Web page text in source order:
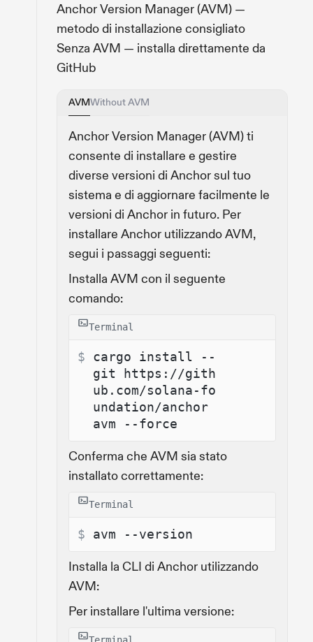
Anchor Version Manager (AVM) —
metodo di installazione consigliato
Senza AVM — installa direttamente da
GitHub
AVMWithout AVM
Anchor Version Manager (AVM) ti
consente di installare e gestire
diverse versioni di Anchor sul tuo
sistema e di aggiornare facilmente le
versioni di Anchor in futuro. Per
installare Anchor utilizzando AVM,
segui i passaggi seguenti:
Installa AVM con il seguente
comando:
Terminal
$ cargo install --
git https://gith
ub.com/solana-fo
undation/anchor
avm --force
Conferma che AVM sia stato
installato correttamente:
Terminal
$ avm --version
Installa la CLI di Anchor utilizzando
AVM:
Per installare l'ultima versione: